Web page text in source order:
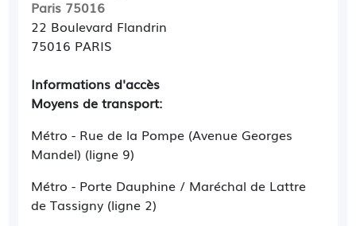
Paris 75016
22 Boulevard Flandrin
75016 PARIS
Informations d'accès
Moyens de transport:
Métro - Rue de la Pompe (Avenue Georges
Mandel) (ligne 9)
Métro - Porte Dauphine / Maréchal de Lattre
de Tassigny (ligne 2)